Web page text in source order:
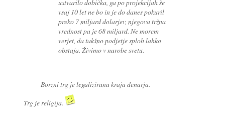
ustvarilo dobička, ga po projekcijah še
vsaj 10 let ne bo in je do danes pokuril
preko 7 miljard dolarjev, njegova tržna
vrednost pa je 68 miljard. Ne morem
verjet, da takšno podjetje sploh lahko
obstaja. Živimo v narobe svetu.
Borzni trg je legalizirana kraja denarja.
Trg je religija.